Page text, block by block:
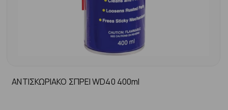
ΑΝΤΙΣΚΩΡΙΑΚΟ ΣΠΡΕΙ WD40 400ml